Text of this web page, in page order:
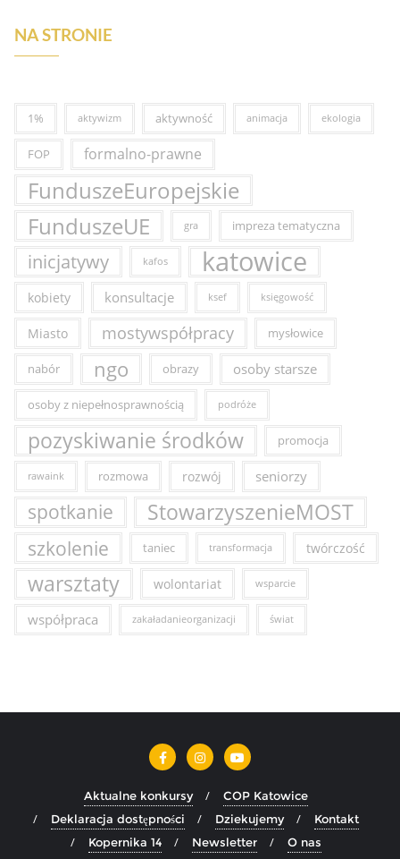
NA STRONIE
1% aktywizm aktywność animacja ekologia
FOP formalno-prawne
FunduszeEuropejskie
FunduszeUE
gra impreza tematyczna
inicjatywy kafos katowice
kobiety konsultacje ksef księgowość
Miasto mostywspółpracy mysłowice
nabór ngo obrazy osoby starsze
osoby z niepełnosprawnością podróże
pozyskiwanie środków promocja
rawaink rozmowa rozwój seniorzy
spotkanie StowarzyszenieMOST
szkolenie taniec transformacja twórczość
warsztaty wolontariat wsparcie
współpraca zakaładanieorganizacji świat
Aktualne konkursy
COP Katowice
Deklaracja dostępności
Dziekujemy
Kontakt
Kopernika 14
Newsletter
O nas